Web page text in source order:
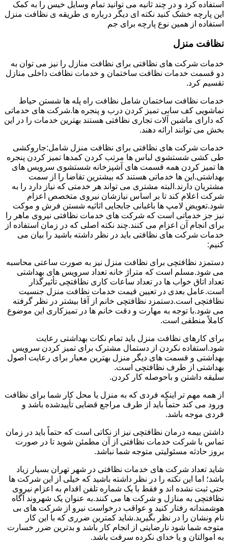
استفاده کرد و در چند ثانیه می توانید تمام وسایل خیس را به کمک
این پارچه خشک کنید نکته ای دیگر درباره ی طریقه ی نظافت منزل
استفاده از همین نوع پارچه برای جم
نظافت منزل
خدمات شرکت های نظافتی برای نظافت منازل را نیز می توان به
دو قسمت خدمات نظافت ساختمان و خدمات نظافت داخلی منازل
تقسیم کرد.
خدمات نظافت ساختمان شامل نظافت راه پله ها شستن حیاط
نماشویی کف سابی تمیز کردن درب و پنجره ها.شرکت های خدماتی
که دارای ماشین آلات تجاری نظافتی هستند بهترین خدمات را در این
بخش می توانند ارائه دهند.
خدمات شرکت های نظافتی برای نظافت منزل شامل:جاروکشی
طی کشی شستشوی لباس ها مرتب کردن کمدها تمیز کردن پنجره
ها تمیز کردن همه قسمت های آشپزخانه شستشوی سرویس های
بهداشتی.این ها خدماتی هستند که بیشترین تقاضا را از سمت
مشتریان دارند.البته مشتری می تواند هر خدمتی که نیاز دارد را به
شرکت اعلام کند تا بر اساس نیازشان نیروی متخصص اعزام
شود.تعویض لامپ ها باغبانی جابجایی اثاثیه شستن فرش و موکت
نیز جز خدماتی است که شرکت های خدمات نظافتی نیروی ماهر را
برای انجام آن اعزام می کنند.چند نکته اصلی که در زمان استفاده از
خدمات شرکت های نظافتی باید در نظر داشته باشید را بیان می
کنیم:
دستمزد نظافتچی برای نظافت منزل نیز به صورت ساعتی محاسبه
می شود.مسلم است که متراژ خانه تعداد سرویس های بهداشتی
تعداد اتاق خواب ها در تعداد ساعات کاری نظافتچی تأثیرگذار
است.عامل بعدی در تعیین قیمت خدمات نظافت منزل جنسیت
نظافتچی است.دستمزد نظافتچی خانم از آقا بیشتر در نظر گرفته
می شود.با توجه به مهارت و دقت خانم ها در تمیزکاری این موضوع
کاملاً منطقی است.
برای کارهای نظافت منزل باید تمام نکات بهداشتی رعایت
شود.استفاده نکردن از دستمال مشترک برای تمیز کردن سرویس
بهداشتی و قسمت های دیگر منزل بهترین معیار برای رعایت اصول
بهداشتی از طرف نظافتچی است.
سلیقه داشتن و باحوصله کار کردن.
از همه مهم تر اینکه فردی که به منزل یا محل کار شما برای نظافت
ورود می کند حتماً باید از طرف مراجع قضایی تأییدشده باشد و
فردی موجه باشد.
داشتن بیمه درمان نظافتچی نیز از نکاتی است که حتماً باید در زمان
تماس با شرکت خدمات نظافتی از آن مطمئن شوید تا در صورت
بروز حادثه مسئولیتی متوجه شما نباشد.
شاید تعداد شرکت های خدمات نظافتی در شهر تهران بسیار زیاد
باشد؛ اما این نکته را در نظر داشته باشید که خیلی از این شرکت ها
حتی ثبت نشده اند و فقط با یک شماره تلفن اقدام به اعزام نیروی
نظافتچی به منازل و شرکت ها می کنند.به عنوان یک شهروند آگاه
هوشمندانه رفتار کنید و عواقب درخواست نیرو از شرکت های بی
نام ونشان را در نظر بگیرید.شاید کمترین ضرری که با این کار
متوجه شما شود نارضایتی از انجام کار باشد و بدترین ضرر خسارت
به اموالتان و یا خدای نکرده سرقت باشد.